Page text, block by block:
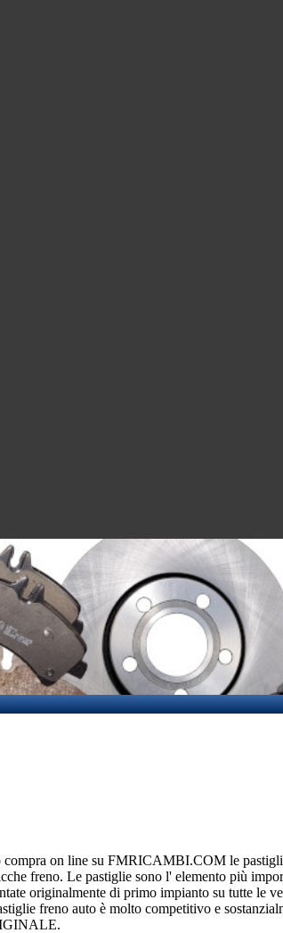
compra on line su FMRICAMBI.COM le
freno. Le pastiglie sono l' elemento più
originalmente di primo impianto su tutte le
freno auto è molto competitivo e